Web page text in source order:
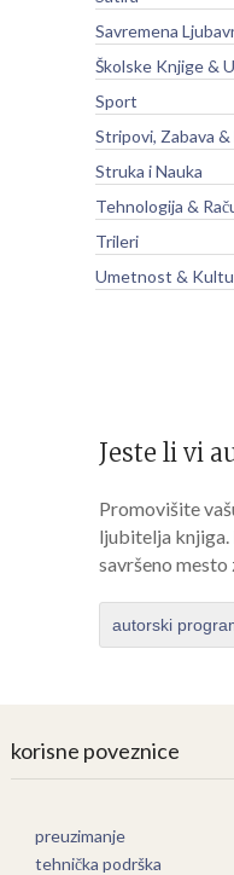
Savremena
Školske Knjige &
Sport
Stripovi, Zabava
Struka i Nauka
Tehnologija &
Trileri
Umetnost &
Jeste li vi
Promovišite
ljubitelja knjiga.
savršeno mesto
autorski
korisne poveznice
preuzimanje
tehnička podrška